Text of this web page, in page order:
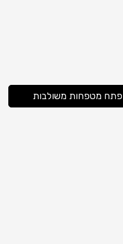
פתח מטפחות משולבות